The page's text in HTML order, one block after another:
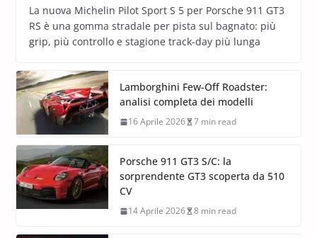
La nuova Michelin Pilot Sport S 5 per Porsche 911 GT3
RS è una gomma stradale per pista sul bagnato: più
grip, più controllo e stagione track-day più lunga
Lamborghini Few-Off Roadster:
analisi completa dei modelli
16 Aprile 2026 7 min read
Porsche 911 GT3 S/C: la
sorprendente GT3 scoperta da 510
CV
14 Aprile 2026 8 min read